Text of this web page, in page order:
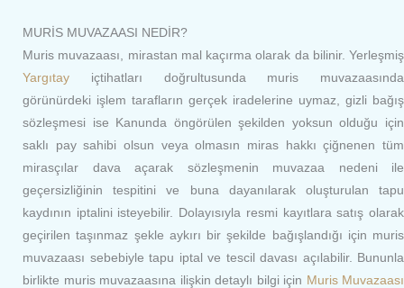
MURİS MUVAZAASI NEDİR?
Muris muvazaası, mirastan mal kaçırma olarak da bilinir. Yerleşmiş
Yargıtay içtihatları doğrultusunda muris muvazaasında
görünürdeki işlem tarafların gerçek iradelerine uymaz, gizli bağış
sözleşmesi ise Kanunda öngörülen şekilden yoksun olduğu için
saklı pay sahibi olsun veya olmasın miras hakkı çiğnenen tüm
mirasçılar dava açarak sözleşmenin muvazaa nedeni ile
geçersizliğinin tespitini ve buna dayanılarak oluşturulan tapu
kaydının iptalini isteyebilir. Dolayısıyla resmi kayıtlara satış olarak
geçirilen taşınmaz şekle aykırı bir şekilde bağışlandığı için muris
muvazaası sebebiyle tapu iptal ve tescil davası açılabilir. Bununla
birlikte muris muvazaasına ilişkin detaylı bilgi için Muris Muvazaası